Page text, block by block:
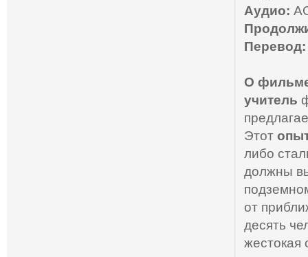
Аудио:
Перевод:
О
учитель
Этот
либо
должны
от
десять
жестокая